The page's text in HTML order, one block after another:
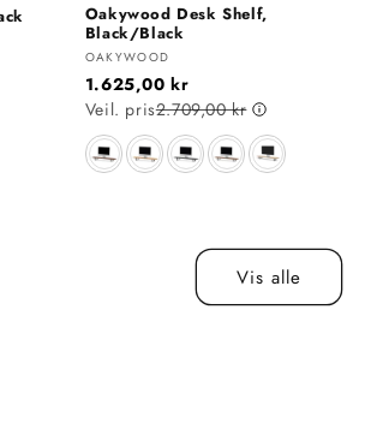
Oakywood Desk Shelf,
Black/Black
Selger:
OAKYWOOD
1.625,00 kr
Veil. pris2.709,00 kr
Farge
Vis alle